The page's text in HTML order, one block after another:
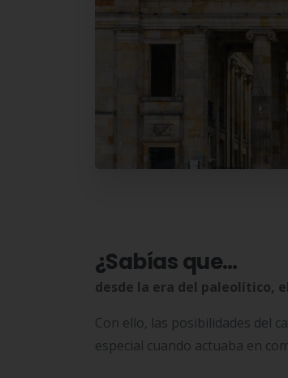
¿Sabías que…
desde la era del paleolítico,
Con ello, las posibilidades del
especial cuando actuaba en